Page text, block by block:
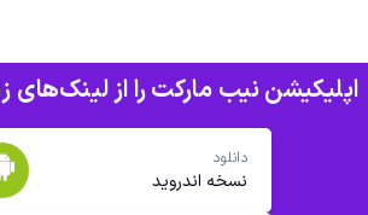
اپلیکیشن نیب مارکت را از لینک‌های
دانلود
نسخه اندروید